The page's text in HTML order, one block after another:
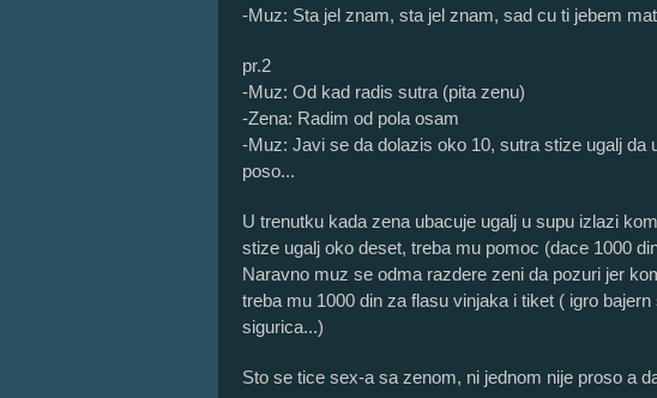
-Muz: Sta jel znam, sta jel znam, sad cu ti jebem
pr.2
-Muz: Od kad radis sutra (pita zenu)
-Zena: Radim od pola osam
-Muz: Javi se da dolazis oko 10, sutra stize ugalj da
poso...
U trenutku kada zena ubacuje ugalj u supu izlazi
stize ugalj oko deset, treba mu pomoc (dace 1000
Naravno muz se odma razdere zeni da pozuri jer
treba mu 1000 din za flasu vinjaka i tiket ( igro
sigurica...)
Sto se tice sex-a sa zenom, ni jednom nije proso a